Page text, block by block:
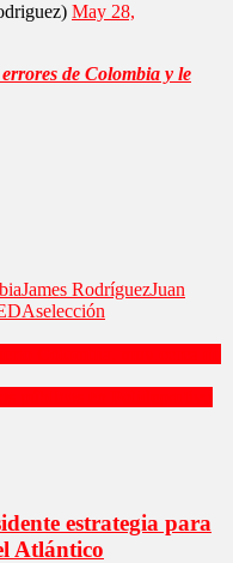
May 28,
de Colombia y le
James RodríguezJuan
selección
estrategia para
Atlántico